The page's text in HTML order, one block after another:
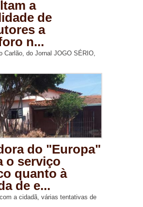
a
de
a
n...
Carlão, do Jornal JOGO SÉRIO,
do "Europa"
o serviço
quanto à
de e...
a cidadã, várias tentativas de